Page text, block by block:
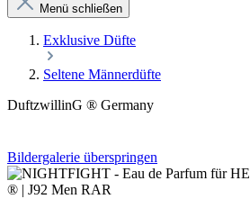
Menü schließen
Exklusive Düfte
Seltene Männerdüfte
DuftzwillinG ® Germany
Bildergalerie überspringen